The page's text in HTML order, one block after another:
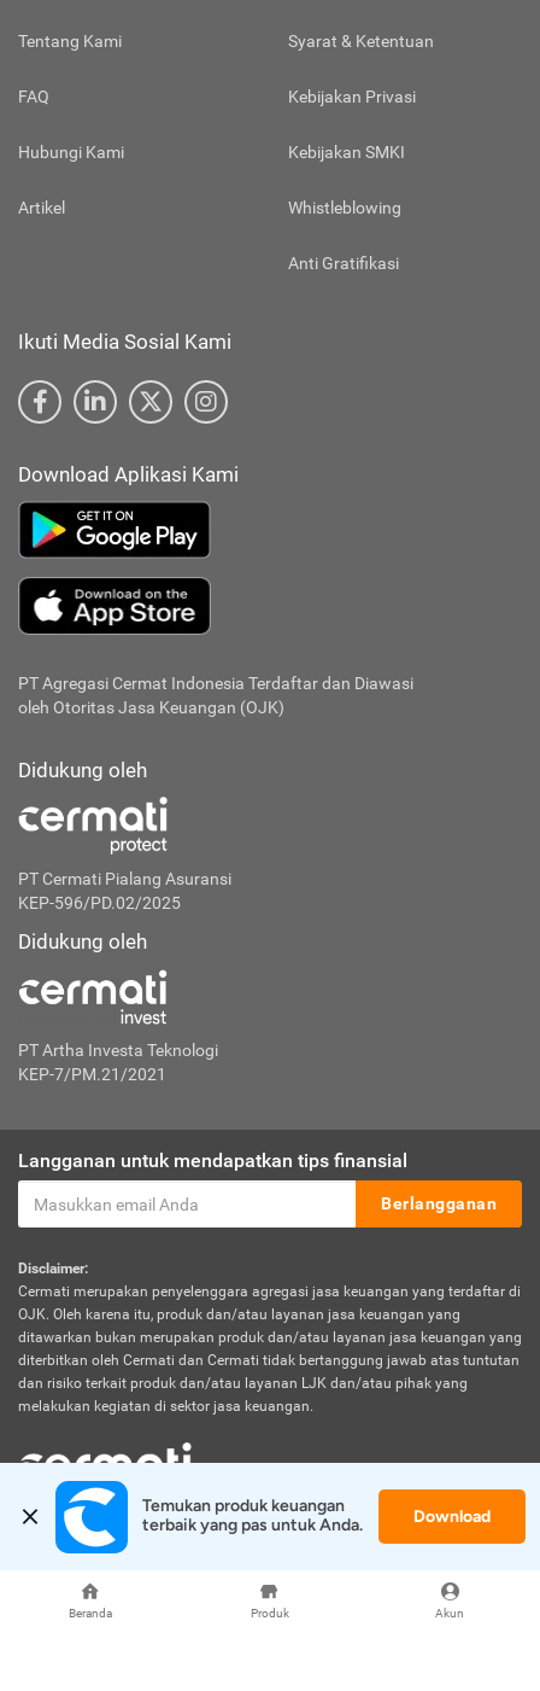
Beranda Produk Akun
Tentang Kami
FAQ
Hubungi Kami
Artikel
Syarat & Ketentuan
Kebijakan Privasi
Kebijakan SMKI
Whistleblowing
Anti Gratifikasi
Ikuti Media Sosial Kami
Download Aplikasi Kami
PT Agregasi Cermat Indonesia Terdaftar dan Diawasi
oleh Otoritas Jasa Keuangan (OJK)
Didukung oleh
PT Cermati Pialang Asuransi
KEP-596/PD.02/2025
Didukung oleh
PT Artha Investa Teknologi
KEP-7/PM.21/2021
Langganan untuk mendapatkan tips finansial
Berlangganan
Disclaimer:
Cermati merupakan penyelenggara agregasi jasa keuangan yang terdaftar di
OJK. Oleh karena itu, produk dan/atau layanan jasa keuangan yang
ditawarkan bukan merupakan produk dan/atau layanan jasa keuangan yang
diterbitkan oleh Cermati dan Cermati tidak bertanggung jawab atas tuntutan
dan risiko terkait produk dan/atau layanan LJK dan/atau pihak yang
melakukan kegiatan di sektor jasa keuangan.
© 2026 Cermati. All Rights Reserved.
Temukan produk keuangan
terbaik yang pas untuk Anda.
Download